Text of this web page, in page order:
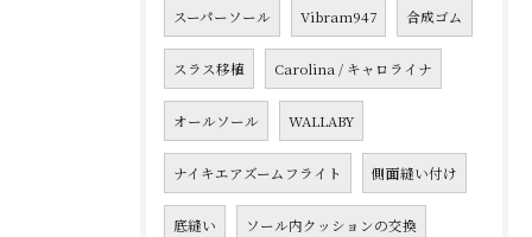
スーパーソール Vibram947 合成ゴム
スラス移植 Carolina / キャロライナ
オールソール WALLABY
ナイキエアズームフライト 側面縫い付け
底縫い ソール内クッションの交換